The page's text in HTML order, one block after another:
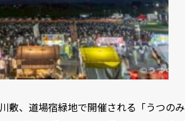
敷、道場宿緑地で開催される「うつのみ